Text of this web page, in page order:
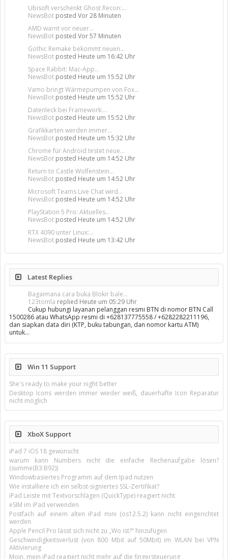
Ubisoft verschenkt Ghost Recon:...
NewsBot posted Vor 28 Minuten
AMD warnt vor neuer...
NewsBot posted Vor 57 Minuten
Gothic Remake bekommt neuen...
NewsBot posted Heute um 16:42 Uhr
Space Rabbit: Mac-App...
NewsBot posted Heute um 15:52 Uhr
Vamo bringt Wärmepumpen von Fox...
NewsBot posted Heute um 15:52 Uhr
Datenleck bei Framework:...
NewsBot posted Heute um 15:52 Uhr
Grafikkarten werden immer...
NewsBot posted Heute um 15:32 Uhr
Chrome für Android testet neue...
NewsBot posted Heute um 14:52 Uhr
Return to Castle Wolfenstein...
NewsBot posted Heute um 14:52 Uhr
Microsoft Teams Live Chat wird...
NewsBot posted Heute um 14:52 Uhr
PlayStation 5 Pro: Aktuelles...
NewsBot posted Heute um 14:52 Uhr
RTX 4090 unter Linux:...
NewsBot posted Heute um 13:42 Uhr
Latest Replies
Bagaimana cara buka Blokir bale...
123tomla replied Heute um 05:29 Uhr
Cukup hubungi layanan pelanggan resmi BTN di nomor BTN Call
1500286 atau WhatsApp resmi di +628137775558 / +6282282211196,
dan siapkan data diri (KTP, buku tabungan, dan nomor kartu ATM)
untuk…
Win 11 Support
She's ready to make your night better
Desktop Icons werden immer wieder weiß, dauerhafte Icon Reparatur
nicht möglich
XboX Support
iPad 7 iOS 18 gewünscht
warum kann Numbers nicht die einfache Rechenaufgabe lösen?
(summe(B3:B92))
Windowbasiertes Programm auf dem Ipad nutzen
Wie installiere ich ein selbst-signiertes SSL-Zertifikat?
iPad Leiste mit Textvorschlägen (QuickType) reagiert nicht
eSIM im iPad verwenden
Postfach auf einem alten iPad mini (os12.5.2) kann nicht eingerichtet
werden
Apple Pencil Pro lässt sich nicht zu „Wo ist?“ hinzufügen
Geschwindigkeitsverlust (von 800 Mbit auf 50Mbit) im WLAN bei VPN
Aktivierung
Moin, mein iPad reagiert nicht mehr auf die fingersteuerung